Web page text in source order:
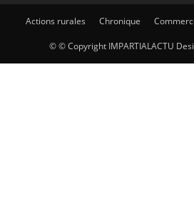
Actions rurales Chronique
© © Copyright IMPARTIALACTU